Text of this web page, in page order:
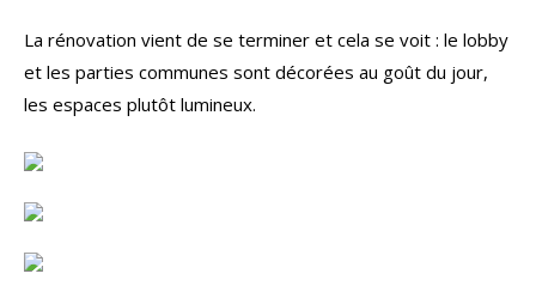
La rénovation vient de se terminer et cela se voit : le lobby
et les parties communes sont décorées au goût du jour,
les espaces plutôt lumineux.